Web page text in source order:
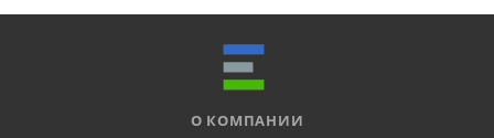
О КОМПАНИИ